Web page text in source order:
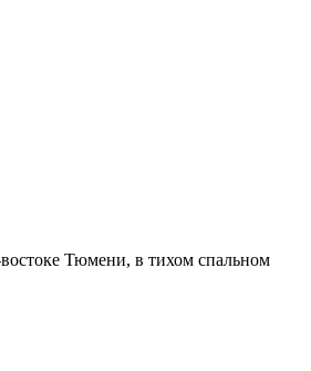
Тюмени, в тихом спальном